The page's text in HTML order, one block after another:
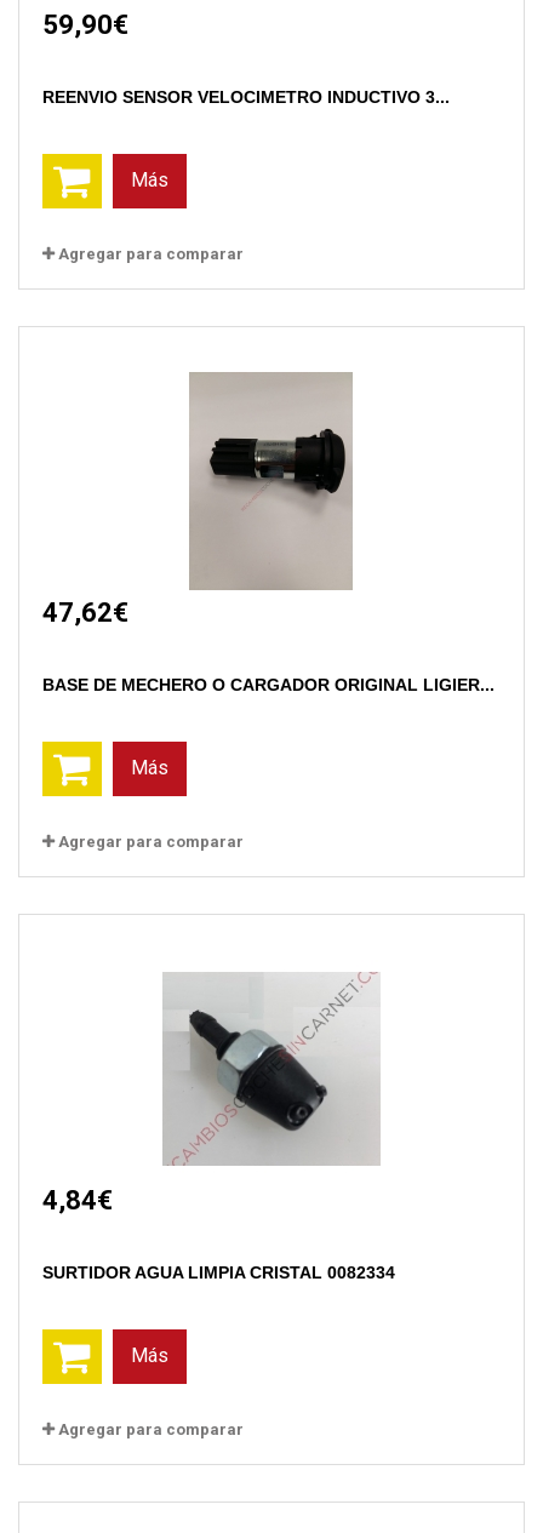
59,90€
REENVIO SENSOR VELOCIMETRO INDUCTIVO 3...
Más
Agregar para comparar
47,62€
BASE DE MECHERO O CARGADOR ORIGINAL LIGIER...
Más
Agregar para comparar
4,84€
SURTIDOR AGUA LIMPIA CRISTAL 0082334
Más
Agregar para comparar